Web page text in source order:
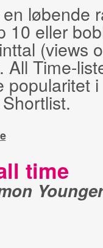
løbende
eller
(views
All Time-
popularitet
time